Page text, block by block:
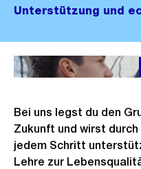
Unterstützung und
Ausbildung bei Entsorgung +
Bei uns legst du den
Zukunft und wirst
jedem Schritt
Lehre zur